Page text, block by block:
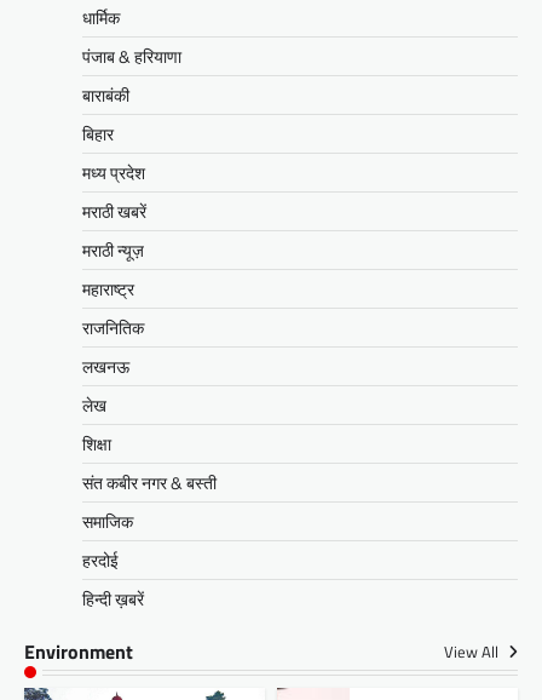
धार्मिक
पंजाब & हरियाणा
बाराबंकी
बिहार
मध्य प्रदेश
मराठी खबरें
मराठी न्यूज़
महाराष्ट्र
राजनितिक
लखनऊ
लेख
शिक्षा
संत कबीर नगर & बस्ती
समाजिक
हरदोई
हिन्दी ख़बरें
Environment View All